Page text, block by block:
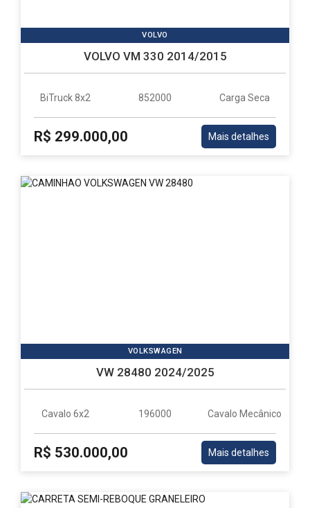
VOLVO
VOLVO VM 330 2014/2015
BiTruck 8x2 852000 Carga Seca
R$ 299.000,00 Mais detalhes
VOLKSWAGEN
VW 28480 2024/2025
Cavalo 6x2 196000 Cavalo Mecânico
R$ 530.000,00 Mais detalhes